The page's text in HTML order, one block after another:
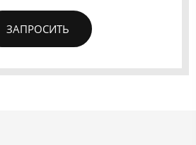
ЗАПРОСИТЬ